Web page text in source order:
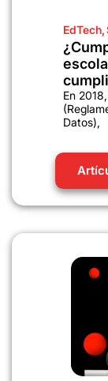
EdTech,
En
Datos),